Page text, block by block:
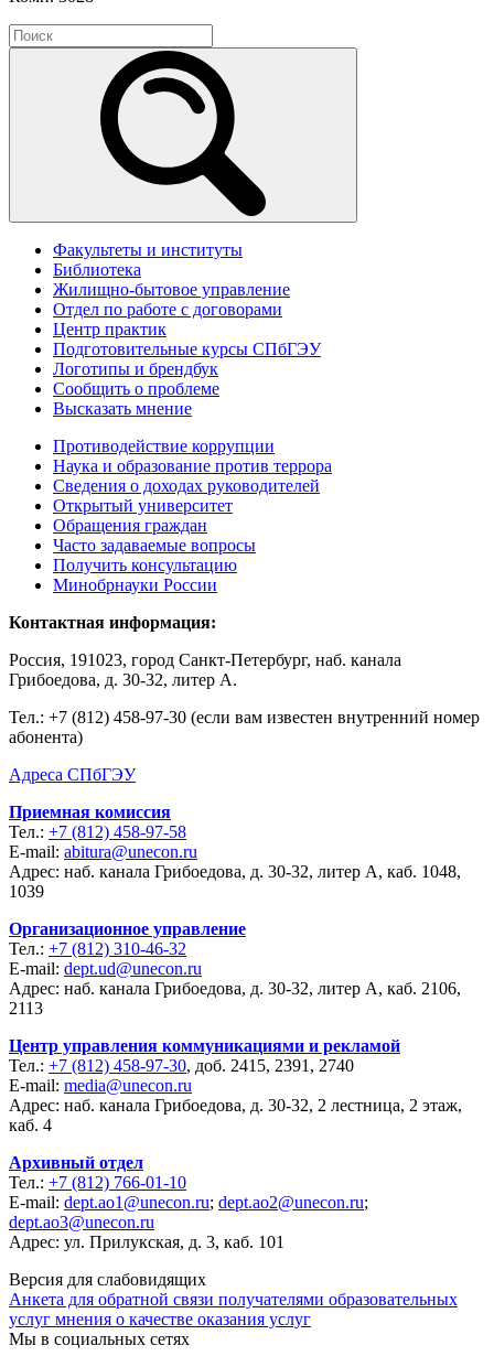
Факультеты и институты
Библиотека
Жилищно-бытовое управление
Отдел по работе с договорами
Центр практик
Подготовительные курсы СПбГЭУ
Логотипы и брендбук
Сообщить о проблеме
Высказать мнение
Противодействие коррупции
Наука и образование против террора
Сведения о доходах руководителей
Открытый университет
Обращения граждан
Часто задаваемые вопросы
Получить консультацию
Минобрнауки России
Контактная информация:
Россия, 191023, город Санкт-Петербург, наб. канала
Грибоедова, д. 30-32, литер А.
Тел.: +7 (812) 458-97-30 (если вам известен внутренний номер
абонента)
Адреса СПбГЭУ
Приемная комиссия
Тел.: +7 (812) 458-97-58
E-mail: abitura@unecon.ru
Адрес: наб. канала Грибоедова, д. 30-32, литер А, каб. 1048,
1039
Организационное управление
Тел.: +7 (812) 310-46-32
E-mail: dept.ud@unecon.ru
Адрес: наб. канала Грибоедова, д. 30-32, литер А, каб. 2106,
2113
Центр управления коммуникациями и рекламой
Тел.: +7 (812) 458-97-30, доб. 2415, 2391, 2740
E-mail: media@unecon.ru
Адрес: наб. канала Грибоедова, д. 30-32, 2 лестница, 2 этаж,
каб. 4
Архивный отдел
Тел.: +7 (812) 766-01-10
E-mail: dept.ao1@unecon.ru; dept.ao2@unecon.ru;
dept.ao3@unecon.ru
Адрес: ул. Прилукская, д. 3, каб. 101
Версия для слабовидящих
Анкета для обратной связи получателями образовательных
услуг мнения о качестве оказания услуг
Мы в социальных сетях